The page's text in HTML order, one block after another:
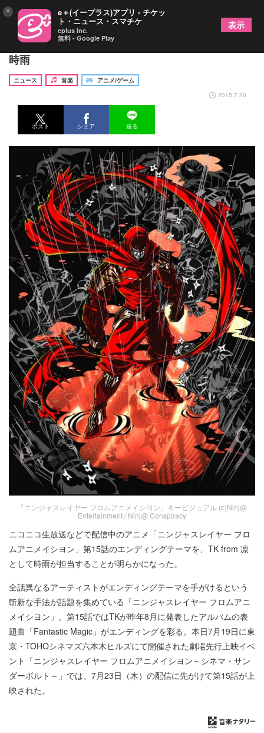
アニメ「ニンスレ」第15話EDはTK from 凛として
時雨
ニュース 音楽
アニメ/ゲーム
2015.7.20
ポスト シェア 送る
「ニンジャスレイヤー フロムアニメイシヨン」キービジュアル (c)Ninj@
Entertainment / Ninj@ Conspiracy
ニコニコ生放送などで配信中のアニメ「ニンジャスレイヤー フロ
ムアニメイシヨン」第15話のエンディングテーマを、TK from 凛
として時雨が担当することが明らかになった。
全話異なるアーティストがエンディングテーマを手がけるという
斬新な手法が話題を集めている「ニンジャスレイヤー フロムアニ
メイシヨン」。第15話ではTKが昨年8月に発表したアルバムの表
題曲「Fantastic Magic」がエンディングを彩る。本日7月19日に東
京・TOHOシネマズ六本木ヒルズにて開催された劇場先行上映イベ
ント「ニンジャスレイヤー フロムアニメイシヨン～シネマ・サン
ダーボルト～」では、7月23日（木）の配信に先がけて第15話が上
映された。
× e＋(イープラス)アプリ - チケッ
ト・ニュース・スマチケ
eplus inc.
無料 - Google Play
表示